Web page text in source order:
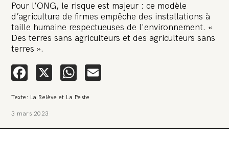
Pour l’ONG, le risque est majeur : ce modèle
d’agriculture de firmes empêche des installations à
taille humaine respectueuses de l'environnement. «
Des terres sans agriculteurs et des agriculteurs sans
terres ».
Facebook
X WhatsApp
Texte: La Relève et La Peste
3 mars 2023
🚨 L’heure est grave. Une
multinationale tente d’anéantir La
Relève et La Peste 🤯
Une procédure bâillon. Notre tort ? Avoir voulu protéger
veut nous faire taire. Cette procédure bâillon vise à nous affaiblir et,